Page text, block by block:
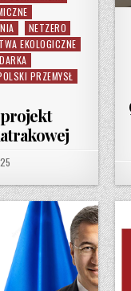
PO ZALEDWIE
NETZERO
EKOLOGICZNE
PRZEMYSŁ
projekt
DATE: